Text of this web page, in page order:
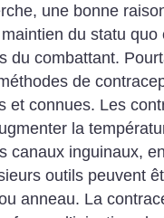
une bonne
du statu quo
du combattant.
de
et connues. Les
la
canaux inguinaux,
outils peuvent
anneau. La